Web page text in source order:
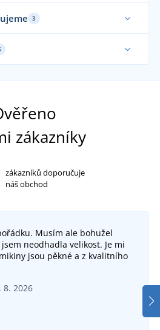
3
pletený nákrčník
SKLADEM
10. 8.
s háčkovaným medvídkem
zákazníky
zákazníků doporučuje
náš obchod
Musím ale bohužel
neodhadla velikost. Je mi
jsou pěkné a z kvalitního
8. 2026